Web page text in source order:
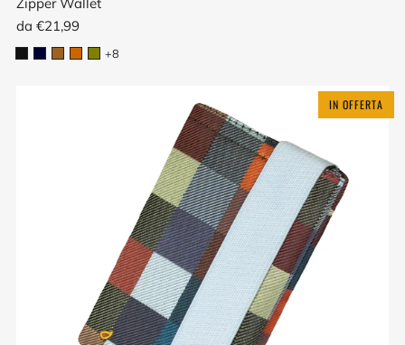
da €21,99
+8
IN OFFERTA